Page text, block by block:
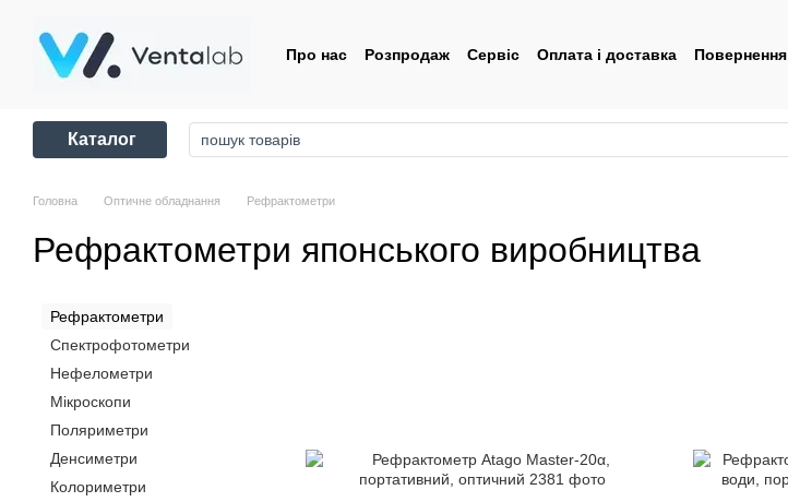
Про нас Розпродаж Сервіс Оплата і доставка Повернення
Каталог
Головна Оптичне обладнання Рефрактометри
Рефрактометри японського виробництва
Рефрактометри
Спектрофотометри
Нефелометри
Мікроскопи
Поляриметри
Денсиметри
Колориметри